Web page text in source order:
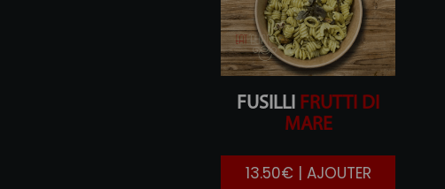
FUSILLI FRUTTI DI
MARE
13.50€ | AJOUTER